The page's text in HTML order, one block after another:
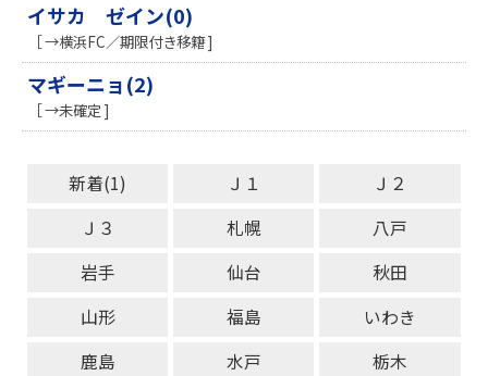
イサカ ゼイン(0)
［ →横浜FC／期限付き移籍 ]
マギーニョ(2)
［ →未確定 ]
新着(1) Ｊ１
Ｊ２
Ｊ３
札幌
八戸
岩手
仙台
秋田
山形
福島
いわき
鹿島
水戸
栃木